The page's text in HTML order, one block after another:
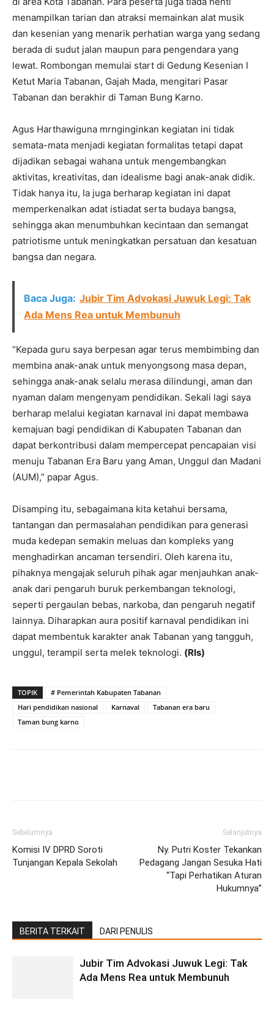
menampilkan tarian dan atraksi memainkan alat musik
dan kesenian yang menarik perhatian warga yang sedang
berada di sudut jalan maupun para pengendara yang
lewat. Rombongan memulai start di Gedung Kesenian I
Ketut Maria Tabanan, Gajah Mada, mengitari Pasar
Tabanan dan berakhir di Taman Bung Karno.
Agus Harthawiguna mrnginginkan kegiatan ini tidak
semata-mata menjadi kegiatan formalitas tetapi dapat
dijadikan sebagai wahana untuk mengembangkan
aktivitas, kreativitas, dan idealisme bagi anak-anak didik.
Tidak hanya itu, Ia juga berharap kegiatan ini dapat
memperkenalkan adat istiadat serta budaya bangsa,
sehingga akan menumbuhkan kecintaan dan semangat
patriotisme untuk meningkatkan persatuan dan kesatuan
bangsa dan negara.
Baca Juga: Jubir Tim Advokasi Juwuk Legi: Tak
Ada Mens Rea untuk Membunuh
“Kepada guru saya berpesan agar terus membimbing dan
membina anak-anak untuk menyongsong masa depan,
sehingga anak-anak selalu merasa dilindungi, aman dan
nyaman dalam mengenyam pendidikan. Sekali lagi saya
berharap melalui kegiatan karnaval ini dapat membawa
kemajuan bagi pendidikan di Kabupaten Tabanan dan
dapat berkontribusi dalam mempercepat pencapaian visi
menuju Tabanan Era Baru yang Aman, Unggul dan Madani
(AUM),” papar Agus.
Disamping itu, sebagaimana kita ketahui bersama,
tantangan dan permasalahan pendidikan para generasi
muda kedepan semakin meluas dan kompleks yang
menghadirkan ancaman tersendiri. Oleh karena itu,
pihaknya mengajak seluruh pihak agar menjauhkan anak-
anak dari pengaruh buruk perkembangan teknologi,
seperti pergaulan bebas, narkoba, dan pengaruh negatif
lainnya. Diharapkan aura positif karnaval pendidikan ini
dapat membentuk karakter anak Tabanan yang tangguh,
unggul, terampil serta melek teknologi. (Rls)
TOPIK
# Pemerintah Kabupaten Tabanan
Hari pendidikan nasional
Karnaval
Tabanan era baru
Taman bung karno
Sebelumnya
Komisi IV DPRD Soroti
Tunjangan Kepala Sekolah
Selanjutnya
Ny. Putri Koster Tekankan
Pedagang Jangan Sesuka Hati
“Tapi Perhatikan Aturan
Hukumnya”
BERITA TERKAIT DARI PENULIS
Jubir Tim Advokasi Juwuk Legi: Tak
Ada Mens Rea untuk Membunuh